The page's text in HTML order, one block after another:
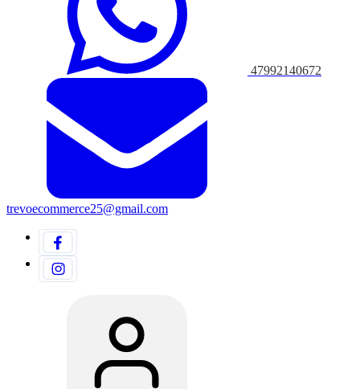
47992140672
trevoecommerce25@gmail.com